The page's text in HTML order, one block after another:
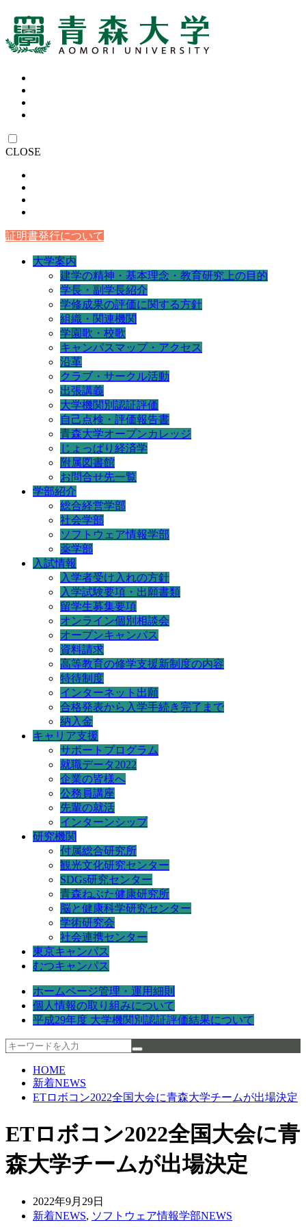
CLOSE
証明書発行について
大学案内
建学の精神・基本理念・教育研究上の目的
学長・副学長紹介
学修成果の評価に関する方針
組織・関連機関
学園歌・校歌
キャンパスマップ・アクセス
沿革
クラブ・サークル活動
出張講義
大学機関別認証評価
自己点検・評価報告書
青森大学オープンカレッジ
じょっぱり経済学
附属図書館
お問合せ先一覧
学部紹介
総合経営学部
社会学部
ソフトウェア情報学部
薬学部
入試情報
入学者受け入れの方針
入学試験要項・出願書類
留学生募集要項
オンライン個別相談会
オープンキャンパス
資料請求
高等教育の修学支援新制度の内容
特待制度
インターネット出願
合格発表から入学手続き完了まで
納入金
キャリア支援
サポートプログラム
就職データ2022
企業の皆様へ
公務員講座
先輩の就活
インターンシップ
研究機関
付属総合研究所
観光文化研究センター
SDGs研究センター
青森ねぶた健康研究所
脳と健康科学研究センター
学術研究会
社会連携センター
東京キャンパス
むつキャンパス
ホームページ管理・運用細則
個人情報の取り組みについて
平成29年度 大学機関別認証評価結果について
HOME
新着NEWS
ETロボコン2022全国大会に青森大学チームが出場決定
ETロボコン2022全国大会に青
森大学チームが出場決定
2022年9月29日
新着NEWS, ソフトウェア情報学部NEWS